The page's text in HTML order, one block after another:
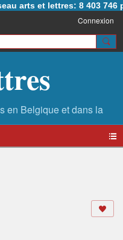
arts et lettres: 8 403 746
Connexion